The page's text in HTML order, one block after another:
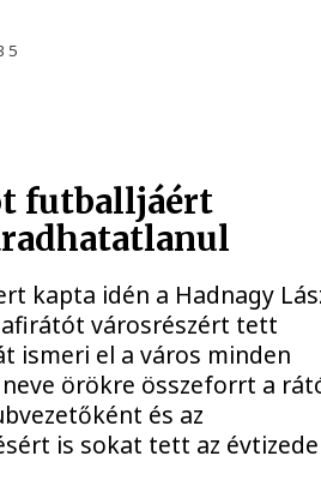
futballjáért
kapta idén a Hadnagy
városrészért tett
ismeri el a város minden
örökre összeforrt a
és az
is sokat tett az